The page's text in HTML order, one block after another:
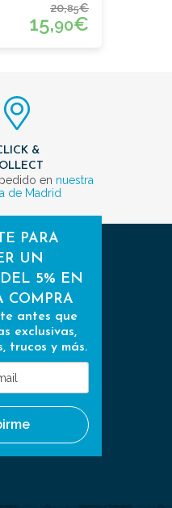
20,85€
15,90€
&
en nuestra
de Madrid
PARA
UN
5% EN
COMPRA
antes que
exclusivas,
trucos y más.